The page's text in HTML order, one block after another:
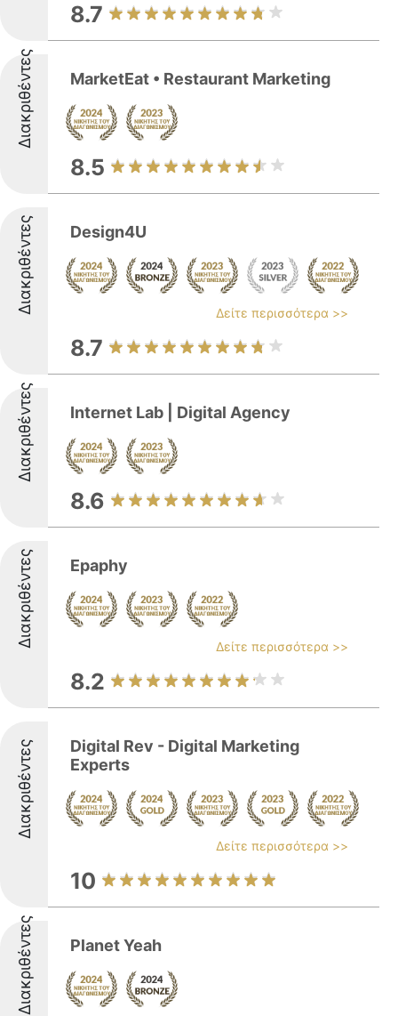
8.7
Διακριθέντες MarketEat • Restaurant Marketing
8.5
Διακριθέντες Design4U
Δείτε περισσότερα >>
8.7
Διακριθέντες Internet Lab | Digital Agency
8.6
Διακριθέντες Epaphy
Δείτε περισσότερα >>
8.2
Διακριθέντες
Digital Rev - Digital Marketing
Experts
Δείτε περισσότερα >>
10
Διακριθέντες Planet Yeah